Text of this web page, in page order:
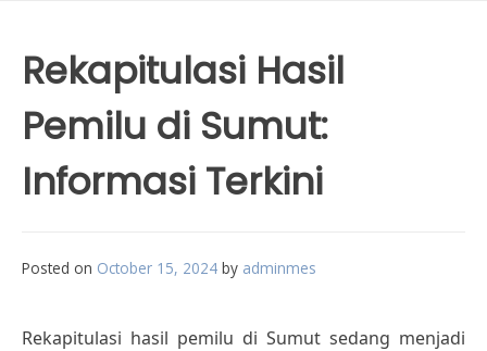
Rekapitulasi Hasil
Pemilu di Sumut:
Informasi Terkini
Posted on October 15, 2024 by adminmes
Rekapitulasi hasil pemilu di Sumut sedang menjadi